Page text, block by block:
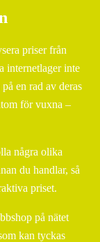
priser från
internetlager inte
en rad av deras
för vuxna –
några olika
du handlar, så
priset.
på nätet
kan tyckas